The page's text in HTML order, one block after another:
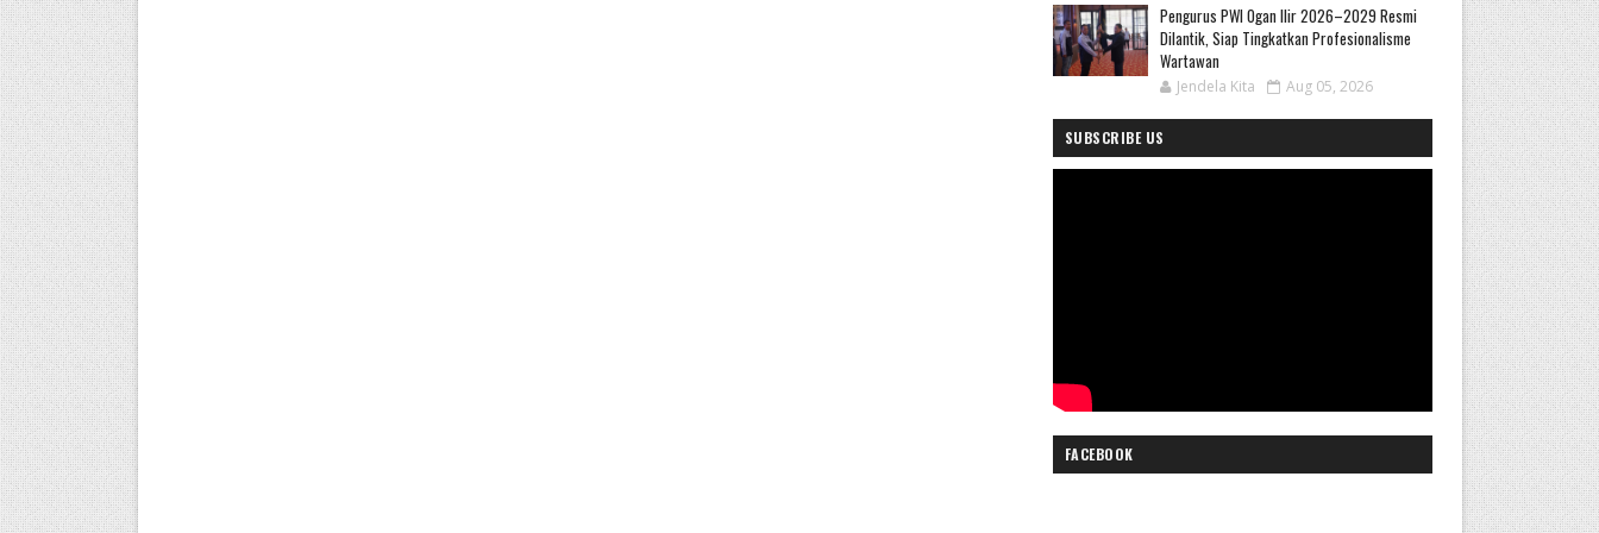
Pengurus PWI Ogan Ilir 2026–2029 Resmi
Dilantik, Siap Tingkatkan Profesionalisme
Wartawan
Jendela Kita Aug 05, 2026
SUBSCRIBE US
FACEBOOK